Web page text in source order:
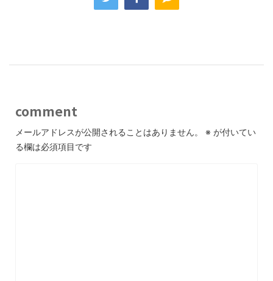
comment
メールアドレスが公開されることはありません。 ※ が付いてい
る欄は必須項目です